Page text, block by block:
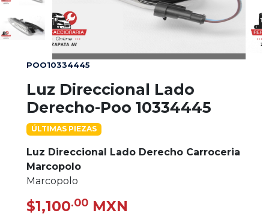
POO10334445
Luz Direccional Lado
Derecho-Poo 10334445
ÚLTIMAS PIEZAS
Luz Direccional Lado Derecho Carroceria
Marcopolo
Marcopolo
$1,100.00 MXN